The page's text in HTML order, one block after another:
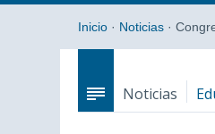
Inicio · Noticias ·
Noticias